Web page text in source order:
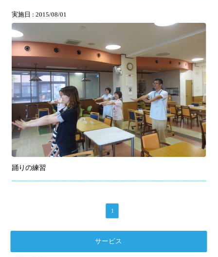
サービス
実施日 : 2015/08/01
踊りの練習
1